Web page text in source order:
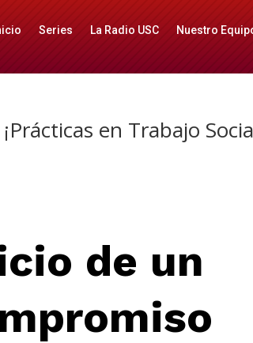
Series La Radio USC Nuestro
en Trabajo
de un